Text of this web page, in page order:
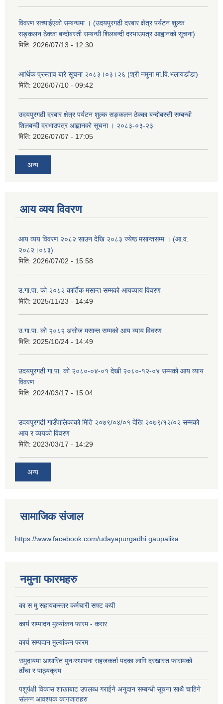
विवरण सच्याईएको सम्बन्धमा । (उदयपुरगढी दरबार क्षेत्र पर्यटन शुल्क
सङ्कलन ठेक्का बन्दोबस्ती सम्बन्धी शिलबन्दी दरभाउपत्र आह्वानको सूचना)
मिति: 2026/07/13 - 12:30
आर्थिक प्रस्ताव बारे सूचना २०८३।०३।२६ (श्री नमुना मा.वि.भलायडाँडा)
मिति: 2026/07/10 - 09:42
उदयपुरगढी दरबार क्षेत्र पर्यटन शुल्क सङ्कलन ठेक्का बन्दोबस्ती सम्बन्धी
शिलबन्दी दरभाउपत्र आह्वानको सूचना । २०८३-०३-२३
मिति: 2026/07/07 - 17:05
अन्य
आय व्यय विवरण
आय व्यय विवरण २०८२ साउन देखि २०८३ ज्येष्ठ मसान्तसम्म । (आ.व.
२०८२।०८३)
मिति: 2026/07/02 - 15:58
उ.गा.पा. को २०८२ कार्तिक मसान्त सम्मको आयव्याय विवरण
मिति: 2025/11/23 - 14:49
उ.गा.पा. को २०८२ असोज मसान्त सम्मको आय व्याय विवरण
मिति: 2025/10/24 - 14:49
उदयपुरगढी गा.पा. को २०८०-०४-०१ देखी २०८०-१२-०४ सम्मको आय व्याय
विवरण
मिति: 2024/03/17 - 15:04
उदयपुरगढी गाउँपालिकाको मिति २०७९/०४/०१ देखि २०७९/१२/०२ सम्मको
आय र व्ययको विवरण
मिति: 2023/03/17 - 14:29
अन्य
सामाजिक संजाल
https://www.facebook.com/udayapurgadhi.gaupalika
नमुना फारमहरु
का स मु सहायकस्तर कर्मचारी सफ्ट कपी
कार्य सम्पादन मुल्यांकन फारम - करार
कार्य सम्पदान मुल्यांकन फारम
समुदायमा आधारित पुनःस्थापना सहजकर्ता पदका लागि दरखास्त फारामको
ढाँचा र पाठ्यक्रम
पशुपंक्षी विकास शाखाबाट उपलब्ध गराईने अनुदान सम्बन्धी सूचना साथै चाहिने
संलग्न आवश्यक कागजातहरु